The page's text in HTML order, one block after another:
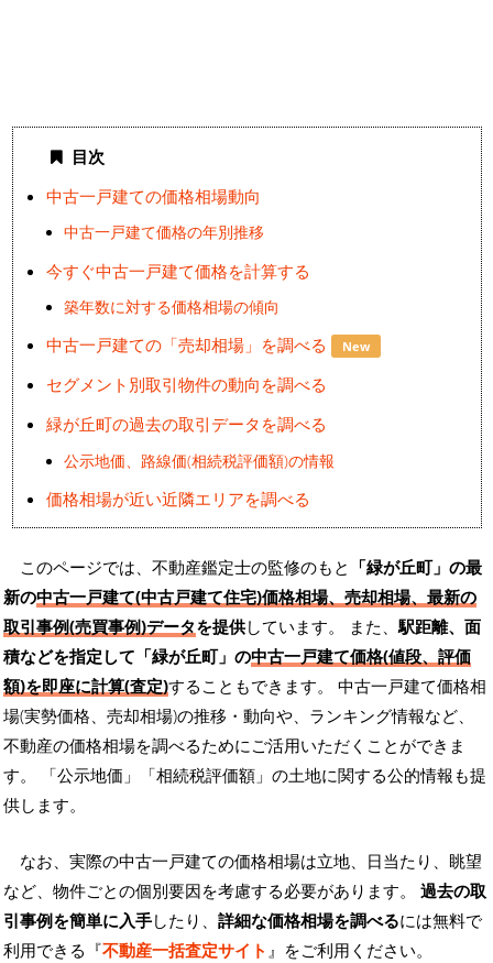
目次
中古一戸建ての価格相場動向
中古一戸建て価格の年別推移
今すぐ中古一戸建て価格を計算する
築年数に対する価格相場の傾向
中古一戸建ての「売却相場」を調べる New
セグメント別取引物件の動向を調べる
緑が丘町の過去の取引データを調べる
公示地価、路線価(相続税評価額)の情報
価格相場が近い近隣エリアを調べる
このページでは、不動産鑑定士の監修のもと 「緑が丘町」の最
新の中古一戸建て(中古戸建て住宅)価格相場、売却相場、最新の
取引事例(売買事例)データを提供しています。 また、駅距離、面
積などを指定して「緑が丘町」の中古一戸建て価格(値段、評価
額)を即座に計算(査定)することもできます。 中古一戸建て価格相
場(実勢価格、売却相場)の推移・動向や、ランキング情報など、
不動産の価格相場を調べるためにご活用いただくことができま
す。
「公示地価」「相続税評価額」の土地に関する公的情報も提
供します。
なお、実際の中古一戸建ての価格相場は立地、日当たり、眺望
など、物件ごとの個別要因を考慮する必要があります。 過去の取
引事例を簡単に入手したり、 詳細な価格相場を調べるには無料で
利用できる『不動産一括査定サイト 』をご利用ください。